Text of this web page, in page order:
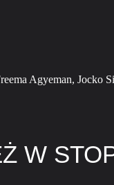
Agyeman, Jocko
W